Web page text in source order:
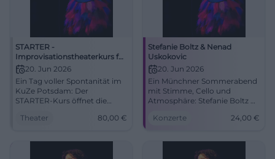
STARTER -
Improvisationstheaterkurs für
Einsteiger*innen
20. Jun 2026
Ein Tag voller Spontanität im
KuZe Potsdam: Der
STARTER-Kurs öffnet die
und gemeinsames Erzählen.
#Improtheater
Theater 80,00 €
Stefanie Boltz & Nenad
Uskokovic
20. Jun 2026
Ein Münchner Sommerabend
mit Stimme, Cello und
Atmosphäre: Stefanie Boltz &
Ebenböckhaus den
#MidsummerPoem
Konzerte 24,00 €